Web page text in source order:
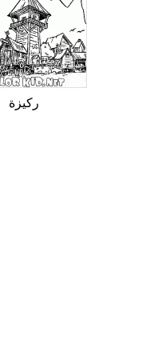
ركيزة